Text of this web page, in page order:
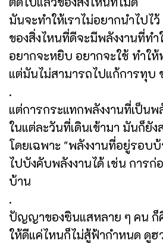
มันจะทำให้เราไม่อยากนำไปไว้
ของสิ่งไหนที่ดีจะมีพลังงานที่ทำ
อยากจะหยิบ อยากจะใช้ ทำให้
แต่มันไม่สามารถไปแก้การทุบ
.
แต่การกระแทกพลังงานที่เป็นพ
ในแต่ละวันที่เดินเข้ามา มันก็ยั
โดยเฉพาะ "พลังงานที่อยู่รอบ
ไปบังคับพลังงานได้ เช่น การก่
บ้าน
.
ปัญญาของซินแสหลาย ๆ คน ก็
ให้ดีแค่ไหนก็ไม่สู้ฟ้ากำหนด ดูฮ